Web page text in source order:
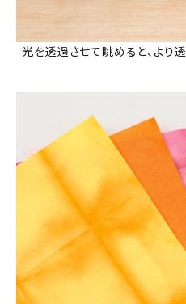
光を透過させて眺めると、より